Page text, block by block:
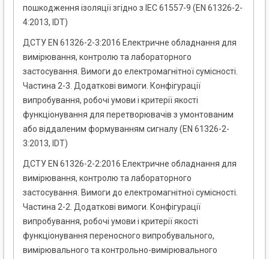
пошкодження ізоляції згідно з IEC 61557-9 (EN 61326-2-
4:2013, IDT)
ДСТУ EN 61326-2-3:2016 Електричне обладнання для
вимірювання, контролю та лабораторного
застосування. Вимоги до електромагнітної сумісності.
Частина 2-3. Додаткові вимоги. Конфігурації
випробування, робочі умови і критерії якості
функціонування для перетворювачів з умонтованим
або віддаленим формуванням сигналу (EN 61326-2-
3:2013, IDT)
ДСТУ EN 61326-2-2:2016 Електричне обладнання для
вимірювання, контролю та лабораторного
застосування. Вимоги до електромагнітної сумісності.
Частина 2-2. Додаткові вимоги. Конфігурації
випробування, робочі умови і критерії якості
функціонування переносного випробувального,
вимірювального та контрольно-вимірювального